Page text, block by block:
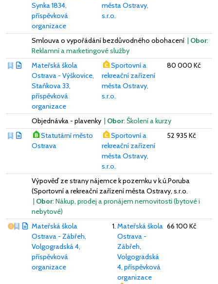
Synka 1834,
příspěvková
organizace
města Ostravy,
s.r.o.
Smlouva o vypořádání bezdůvodného obohacení | Obor:
Reklamní a marketingové služby
Mateřská škola
Ostrava - Výškovice,
Staňkova 33,
příspěvková
organizace
Sportovní a
rekreační zařízení
města Ostravy,
s.r.o.
80 000 Kč
Objednávka - plavenky | Obor: Školení a kurzy
Statutární město
Ostrava
Sportovní a
rekreační zařízení
města Ostravy,
s.r.o.
52 935 Kč
Výpověď ze strany nájemce k pozemku v k.ú.Poruba
(Sportovní a rekreační zařízení města Ostravy, s.r.o.
| Obor: Nákup, prodej a pronájem nemovitosti (bytové i
nebytové)
Vážný nedostatek
Mateřská škola
Ostrava - Zábřeh,
Volgogradská 4,
příspěvková
organizace
Mateřská škola
Ostrava -
Zábřeh,
Volgogradská
4, příspěvková
organizace
66 100 Kč